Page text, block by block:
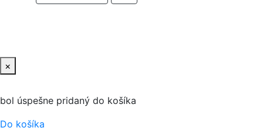
×
bol úspešne pridaný do košíka
Do košíka